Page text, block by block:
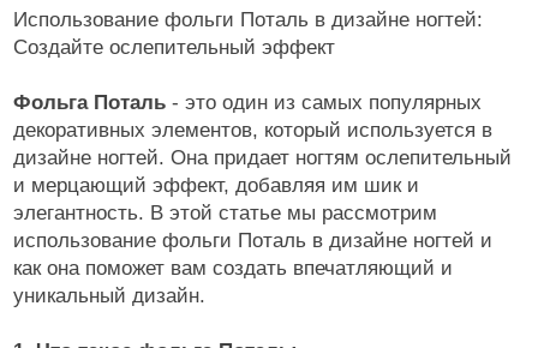
Втирка-спрей
Ручки маркер для дизайна
3D дизайн
Valentine's Day
Аэрография
Блестки светоотражающие
Использование фольги Поталь в дизайне ногтей:
Создайте ослепительный эффект
Фольга Поталь - это один из самых популярных
декоративных элементов, который используется в
дизайне ногтей. Она придает ногтям ослепительный
и мерцающий эффект, добавляя им шик и
элегантность. В этой статье мы рассмотрим
использование фольги Поталь в дизайне ногтей и
как она поможет вам создать впечатляющий и
уникальный дизайн.